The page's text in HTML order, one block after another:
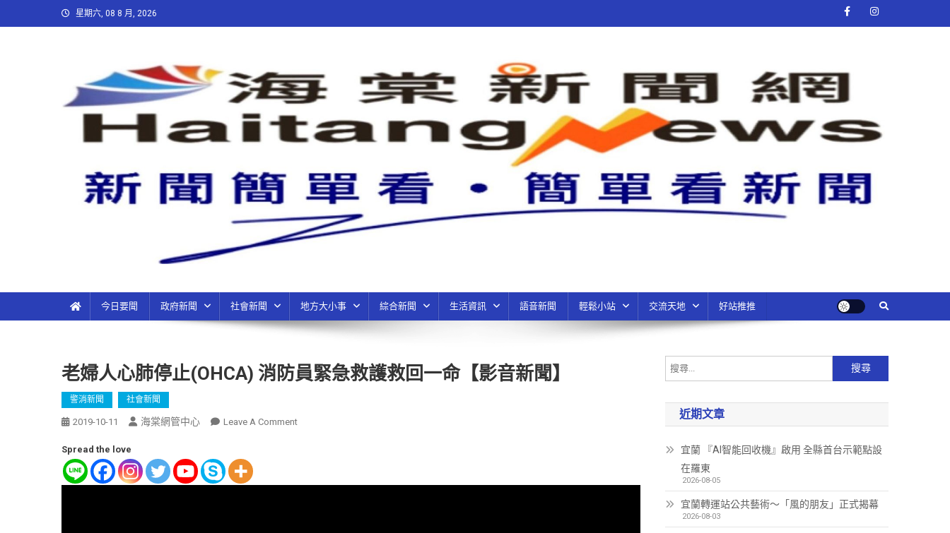
星期六, 08 8 月, 2026
今日要聞 政府新聞 社會新聞 地方大小事 綜合新聞 生活資訊 語音新聞 輕鬆小站 交流天地 好站推推
老婦人心肺停止(OHCA) 消防員緊急救護救回一命【影音新聞】
警消新聞 社會新聞
2019-10-11 海棠網管中心 Leave A Comment
Spread the love
近期文章
宜蘭 『AI智能回收機』啟用 全縣首台示範點設
在羅東
2026-08-05
宜蘭轉運站公共藝術～「風的朋友」正式揭幕
2026-08-03